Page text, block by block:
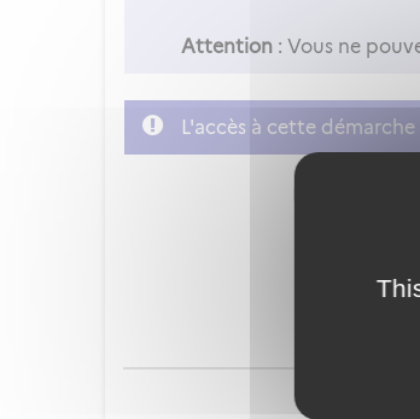
Attention : Vous ne
L'accès à cette